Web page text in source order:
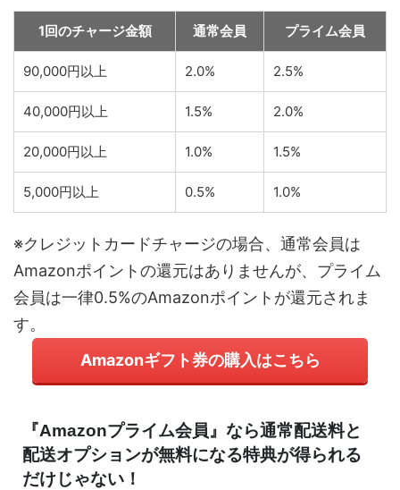
1回のチャージ金額 通常会員 プライム会員
90,000円以上 2.0% 2.5%
40,000円以上 1.5% 2.0%
20,000円以上 1.0% 1.5%
5,000円以上 0.5% 1.0%
※クレジットカードチャージの場合、通常会員は
Amazonポイントの還元はありませんが、プライム
会員は一律0.5%のAmazonポイントが還元されま
す。
Amazonギフト券の購入はこちら
『Amazonプライム会員』なら通常配送料と
配送オプションが無料になる特典が得られる
だけじゃない！